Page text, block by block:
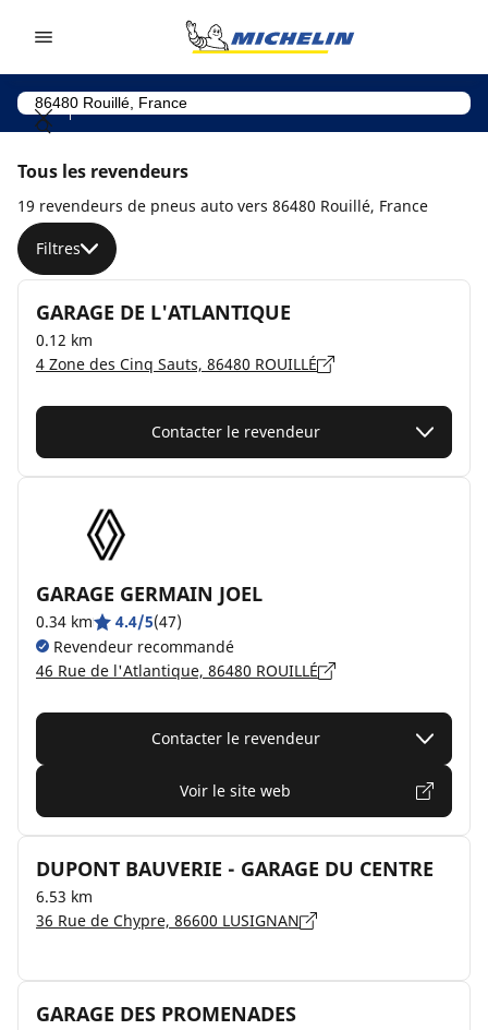
Tous les revendeurs
19 revendeurs de pneus auto vers 86480 Rouillé, France
Filtres
GARAGE DE L'ATLANTIQUE
0.12 km
4 Zone des Cinq Sauts, 86480 ROUILLÉ
Contacter le revendeur
GARAGE GERMAIN JOEL
0.34 km 4.4/5(47)
Revendeur recommandé
46 Rue de l'Atlantique, 86480 ROUILLÉ
Contacter le revendeur
Voir le site web
DUPONT BAUVERIE - GARAGE DU CENTRE
6.53 km
36 Rue de Chypre, 86600 LUSIGNAN
GARAGE DES PROMENADES